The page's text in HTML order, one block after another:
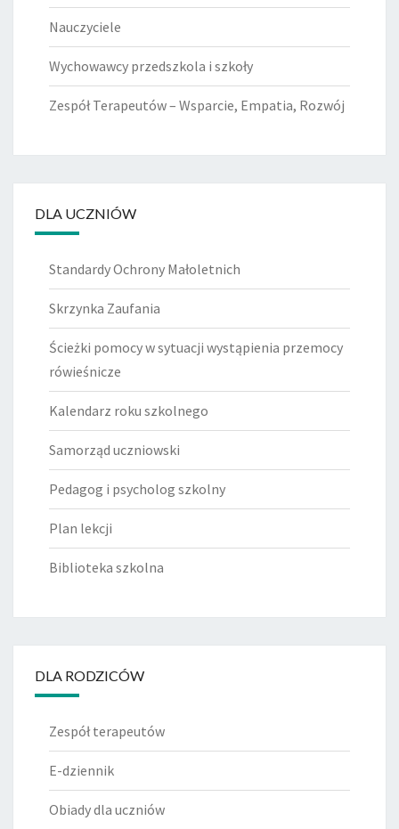
Nauczyciele
Wychowawcy przedszkola i szkoły
Zespół Terapeutów – Wsparcie, Empatia, Rozwój
DLA UCZNIÓW
Standardy Ochrony Małoletnich
Skrzynka Zaufania
Ścieżki pomocy w sytuacji wystąpienia przemocy
rówieśnicze
Kalendarz roku szkolnego
Samorząd uczniowski
Pedagog i psycholog szkolny
Plan lekcji
Biblioteka szkolna
DLA RODZICÓW
Zespół terapeutów
E-dziennik
Obiady dla uczniów